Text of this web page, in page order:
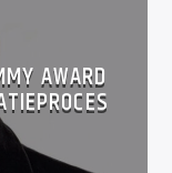
AWARD